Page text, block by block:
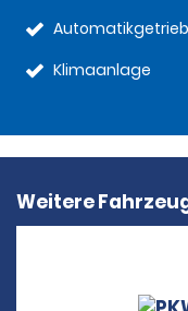
Klimaanlage
Weitere